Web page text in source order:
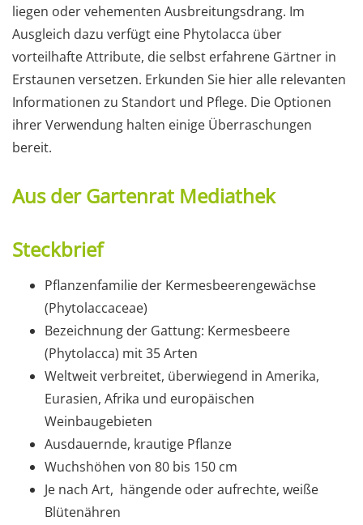
liegen oder vehementen Ausbreitungsdrang. Im
Ausgleich dazu verfügt eine Phytolacca über
vorteilhafte Attribute, die selbst erfahrene Gärtner in
Erstaunen versetzen. Erkunden Sie hier alle relevanten
Informationen zu Standort und Pflege. Die Optionen
ihrer Verwendung halten einige Überraschungen
bereit.
Aus der Gartenrat Mediathek
Steckbrief
Pflanzenfamilie der Kermesbeerengewächse
(Phytolaccaceae)
Bezeichnung der Gattung: Kermesbeere
(Phytolacca) mit 35 Arten
Weltweit verbreitet, überwiegend in Amerika,
Eurasien, Afrika und europäischen
Weinbaugebieten
Ausdauernde, krautige Pflanze
Wuchshöhen von 80 bis 150 cm
Je nach Art, hängende oder aufrechte, weiße
Blütenähren